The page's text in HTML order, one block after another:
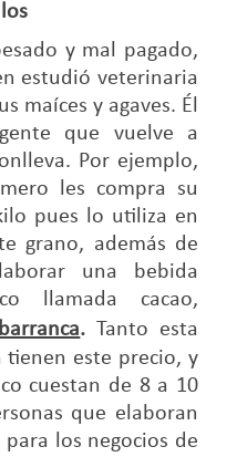
y mal pagado,
estudió veterinaria
maíces y agaves. Él
que vuelve a
Por ejemplo,
les compra su
pues lo utiliza en
grano, además de
una bebida
llamada cacao,
. Tanto esta
este precio, y
cuestan de 8 a 10
que elaboran
los negocios de